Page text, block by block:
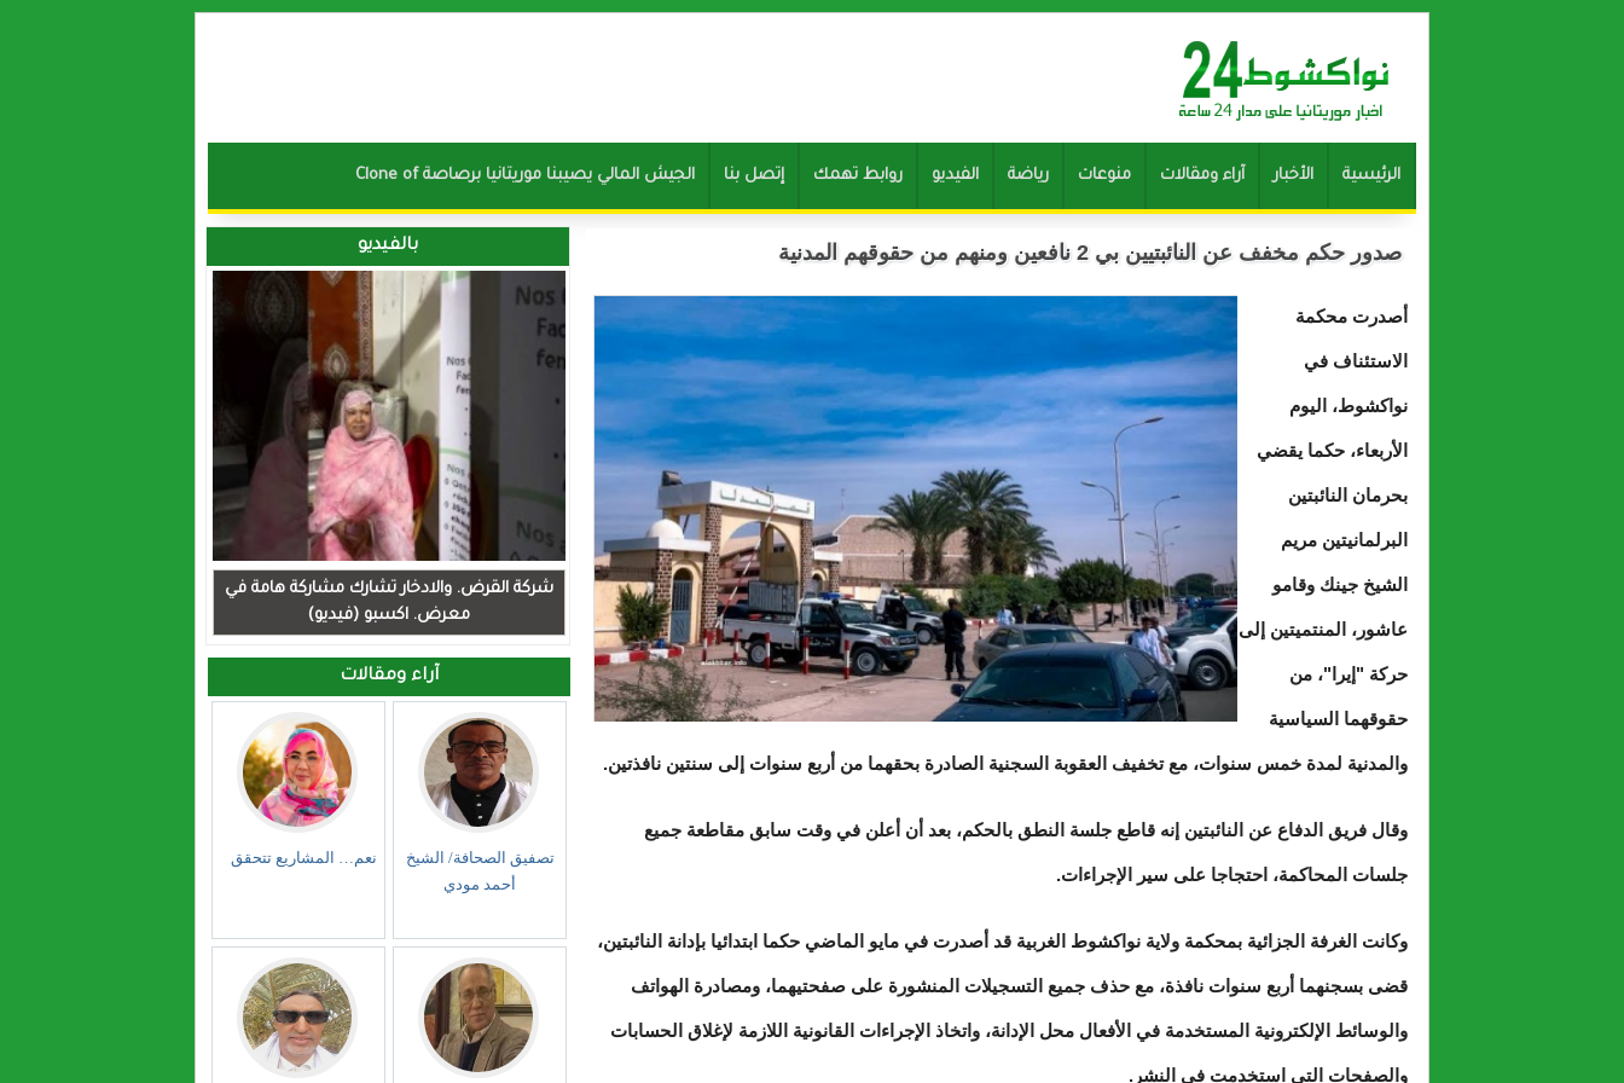
الرئيسية الأخبار آراء ومقالات منوعات رياضة الفيديو روابط تهمك إتصل بنا Clone of الجيش المالي يصيبنا موريتانيا برصاصة
صدور حكم مخفف عن النائبتيين بي 2 نافعين ومنهم من حقوقهم المدنية
أصدرت محكمة
الاستئناف في
نواكشوط، اليوم
الأربعاء، حكما يقضي
بحرمان النائبتين
البرلمانيتين مريم
الشيخ جينك وقامو
عاشور، المنتميتين إلى
حركة "إيرا"، من
حقوقهما السياسية
والمدنية لمدة خمس سنوات، مع تخفيف العقوبة السجنية الصادرة بحقهما من أربع سنوات إلى سنتين نافذتين.
وقال فريق الدفاع عن النائبتين إنه قاطع جلسة النطق بالحكم، بعد أن أعلن في وقت سابق مقاطعة جميع
جلسات المحاكمة، احتجاجا على سير الإجراءات.
وكانت الغرفة الجزائية بمحكمة ولاية نواكشوط الغربية قد أصدرت في مايو الماضي حكما ابتدائيا بإدانة النائبتين،
قضى بسجنهما أربع سنوات نافذة، مع حذف جميع التسجيلات المنشورة على صفحتيهما، ومصادرة الهواتف
والوسائط الإلكترونية المستخدمة في الأفعال محل الإدانة، واتخاذ الإجراءات القانونية اللازمة لإغلاق الحسابات
والصفحات التي استخدمت في النشر.
بالفيديو
شركة القرض. والادخار تشارك مشاركة هامة في
معرض. اكسبو (فيديو)
آراء ومقالات
تصفيق الصحافة/ الشيخ
أحمد مودي
نعم… المشاريع تتحقق